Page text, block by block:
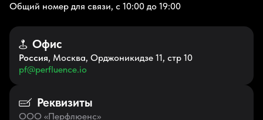
Общий номер для связи, с 10:00 до 19:00
Офис
Россия, Москва, Орджоникидзе 11, стр 10
pf@perfluence.io
Реквизиты
ООО «Перфлюенс»